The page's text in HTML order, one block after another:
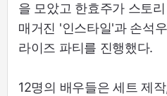
을 모았고 한효주가 스토
매거진 '인스타일'과 손석
라이즈 파티를 진행했다.
12명의 배우들은 세트 제